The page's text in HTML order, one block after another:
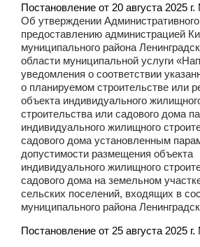
Постановление от 20 августа 2025
Об утверждении
предоставлению администрацией
муниципального района
области муниципальной услуги
уведомления о соответствии
о планируемом строительстве или
объекта индивидуального
строительства или садового дома
индивидуального жилищного
садового дома установленным
допустимости размещения объекта
индивидуального жилищного
садового дома на земельном
сельских поселений, входящих в
муниципального района
Постановление от 25 августа 2025